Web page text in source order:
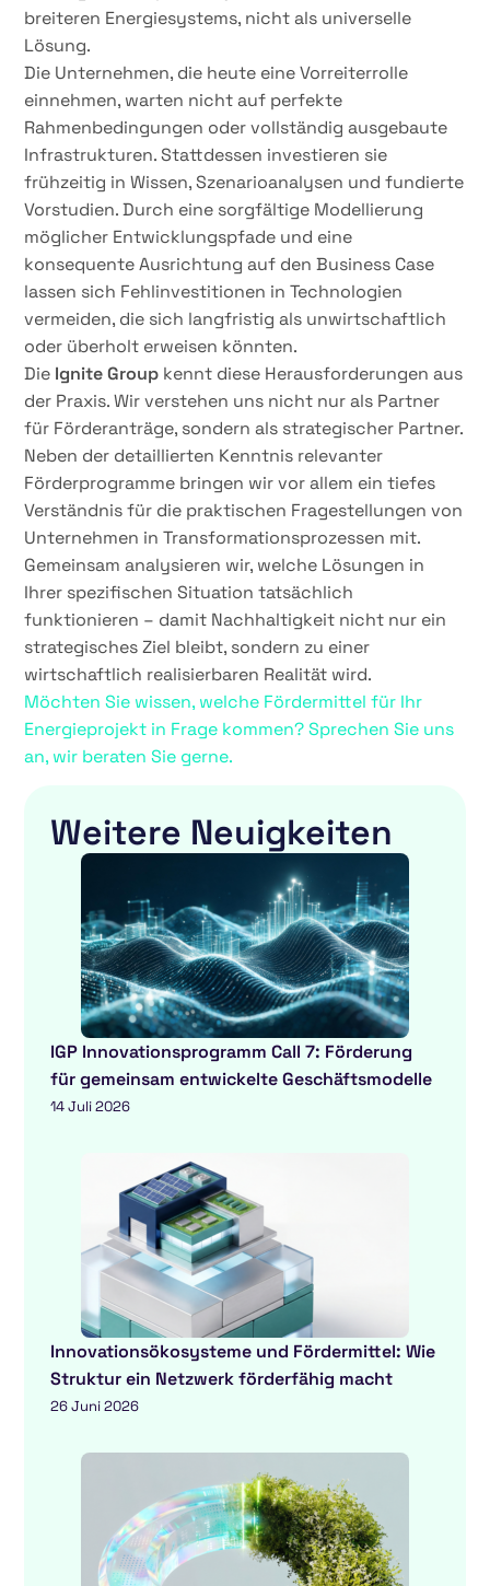
breiteren Energiesystems, nicht als universelle
Lösung.
Die Unternehmen, die heute eine Vorreiterrolle
einnehmen, warten nicht auf perfekte
Rahmenbedingungen oder vollständig ausgebaute
Infrastrukturen. Stattdessen investieren sie
frühzeitig in Wissen, Szenarioanalysen und fundierte
Vorstudien. Durch eine sorgfältige Modellierung
möglicher Entwicklungspfade und eine
konsequente Ausrichtung auf den Business Case
lassen sich Fehlinvestitionen in Technologien
vermeiden, die sich langfristig als unwirtschaftlich
oder überholt erweisen könnten.
Die Ignite Group kennt diese Herausforderungen aus
der Praxis. Wir verstehen uns nicht nur als Partner
für Förderanträge, sondern als strategischer Partner.
Neben der detaillierten Kenntnis relevanter
Förderprogramme bringen wir vor allem ein tiefes
Verständnis für die praktischen Fragestellungen von
Unternehmen in Transformationsprozessen mit.
Gemeinsam analysieren wir, welche Lösungen in
Ihrer spezifischen Situation tatsächlich
funktionieren – damit Nachhaltigkeit nicht nur ein
strategisches Ziel bleibt, sondern zu einer
wirtschaftlich realisierbaren Realität wird.
Möchten Sie wissen, welche Fördermittel für Ihr
Energieprojekt in Frage kommen? Sprechen Sie uns
an, wir beraten Sie gerne.
Weitere Neuigkeiten
IGP Innovationsprogramm Call 7: Förderung
für gemeinsam entwickelte Geschäftsmodelle
14 Juli 2026
Innovationsökosysteme und Fördermittel: Wie
Struktur ein Netzwerk förderfähig macht
26 Juni 2026